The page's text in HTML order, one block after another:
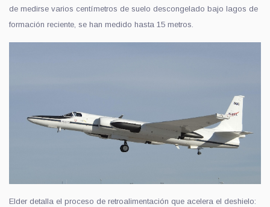
de medirse varios centímetros de suelo descongelado bajo lagos de
formación reciente, se han medido hasta 15 metros.
Elder detalla el proceso de retroalimentación que acelera el deshielo: